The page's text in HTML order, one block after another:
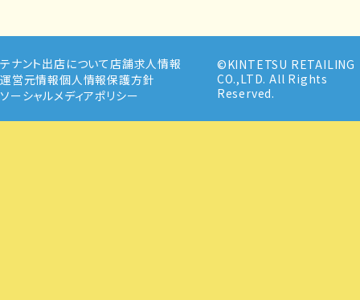
テナント出店について店舗求人情報
運営元情報個人情報保護方針
ソーシャルメディアポリシー
©KINTETSU RETAILING
CO.,LTD. All Rights
Reserved.